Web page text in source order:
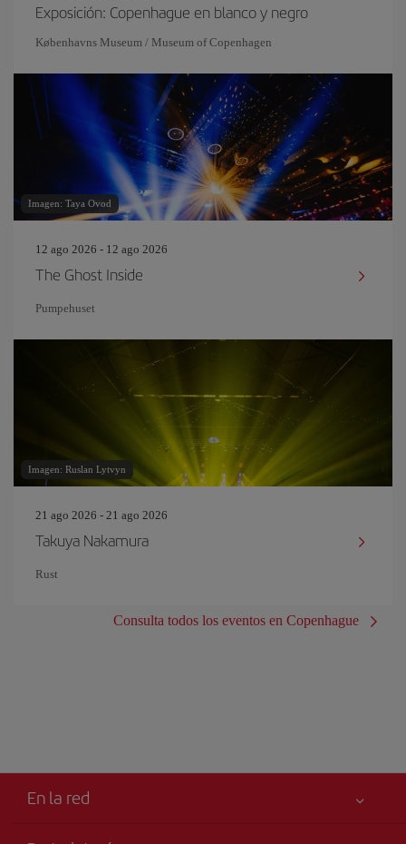
Exposición: Copenhague en blanco y negro
Københavns Museum / Museum of Copenhagen
Imagen: Taya Ovod
12 ago 2026 - 12 ago 2026
The Ghost Inside
Pumpehuset
Imagen: Ruslan Lytvyn
21 ago 2026 - 21 ago 2026
Takuya Nakamura
Rust
Consulta todos los eventos en Copenhague
En la red